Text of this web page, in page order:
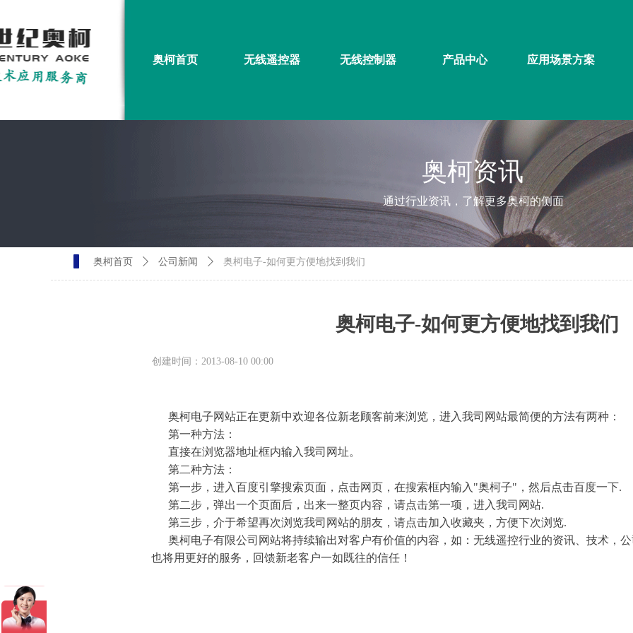
奥柯首页 无线遥控器 无线控制器 产品中心 应用场景方案
奥柯电子-如何更方便地找到我们
奥柯电子网站正在更新中欢迎各位新老顾客前来浏览，进入我司网站最简便的方法有两种：
第一种方法：
直接在浏览器地址框内输入我司网址。
第二种方法：
第一步，进入百度引擎搜索页面，点击网页，在搜索框内输入"奥柯子"，然后点击百度一下.
第二步，弹出一个页面后，出来一整页内容，请点击第一项，进入我司网站.
第三步，介于希望再次浏览我司网站的朋友，请点击加入收藏夹，方便下次浏览.
奥柯电子有限公司网站将持续输出对客户有价值的内容，如：无线遥控行业的资讯、技术，
也将用更好的服务，回馈新老客户一如既往的信任！
创建时间： 2013-08-10 00:00
奥柯资讯
通过行业资讯，了解更多奥柯的侧面
奥柯首页 ꄲ 公司新闻 ꄲ 奥柯电子-如何更方便地找到我们